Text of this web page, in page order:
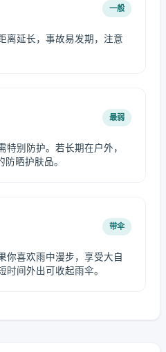
一般
离延长，事故易发期，注意
最弱
特别防护。若长期在户外，
晒护肤品。
带伞
你喜欢雨中漫步，享受大自
时间外出可收起雨伞。